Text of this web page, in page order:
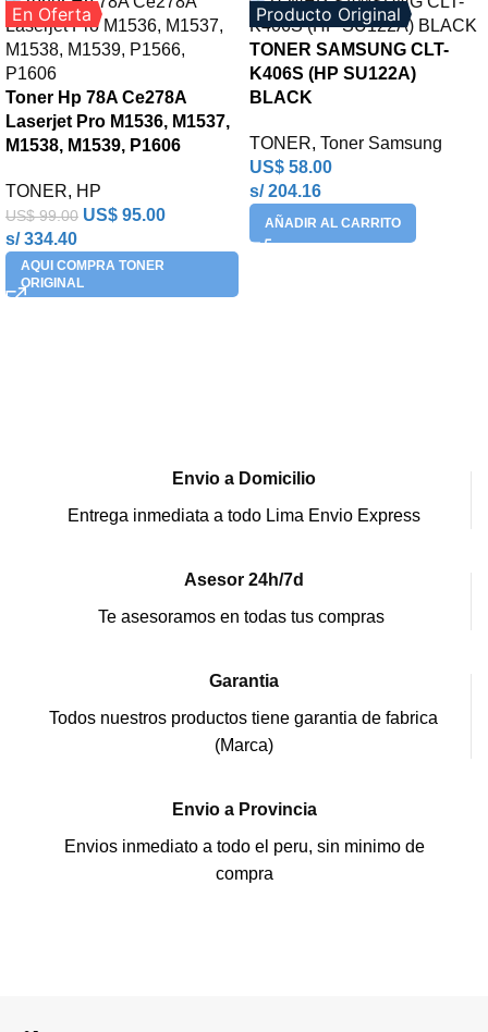
En Oferta
Toner Hp 78A Ce278A
Laserjet Pro M1536, M1537,
M1538, M1539, P1606
TONER, HP
US$99.00 US$ 95.00
s/ 334.40
AQUI COMPRA TONER
ORIGINAL
Producto Original
TONER SAMSUNG CLT-
K406S (HP SU122A)
BLACK
TONER, Toner Samsung
US$ 58.00
s/ 204.16
AÑADIR AL CARRITO
Envio a Domicilio
Entrega inmediata a todo Lima Envio Express
Asesor 24h/7d
Te asesoramos en todas tus compras
Garantia
Todos nuestros productos tiene garantia de fabrica
(Marca)
Envio a Provincia
Envios inmediato a todo el peru, sin minimo de
compra